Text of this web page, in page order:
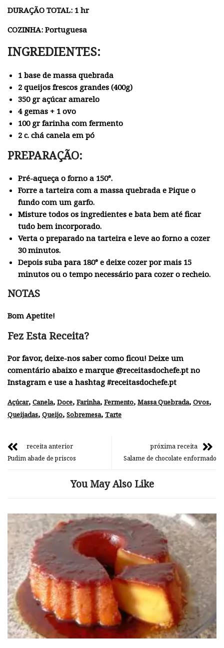
DURAÇÃO TOTAL: 1 hr
COZINHA: Portuguesa
INGREDIENTES:
1 base de massa quebrada
2 queijos frescos grandes (400g)
350 gr açúcar amarelo
4 gemas + 1 ovo
100 gr farinha com fermento
2 c. chá canela em pó
PREPARAÇÃO:
Pré-aqueça o forno a 150°.
Forre a tarteira com a massa quebrada e Pique o
fundo com um garfo.
Misture todos os ingredientes e bata bem até ficar
tudo bem incorporado.
Verta o preparado na tarteira e leve ao forno a cozer
30 minutos.
Depois suba para 180° e deixe cozer por mais 15
minutos ou o tempo necessário para cozer o recheio.
NOTAS
Bom Apetite!
Fez Esta Receita?
Por favor, deixe-nos saber como ficou! Deixe um
comentário abaixo e marque @receitasdochefe.pt no
Instagram e use a hashtag #receitasdochefe.pt
Açúcar, Canela, Doce, Farinha, Fermento, Massa Quebrada, Ovos,
Queijadas, Queijo, Sobremesa, Tarte
receita anterior
Pudim abade de priscos
próxima receita
Salame de chocolate enformado
You May Also Like